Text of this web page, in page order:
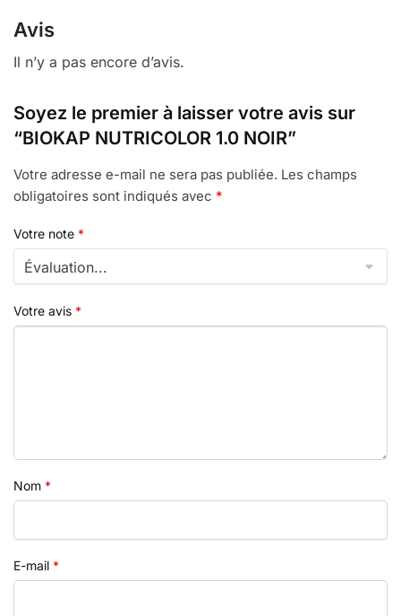
Avis
Il n’y a pas encore d’avis.
Soyez le premier à laisser votre avis sur
“BIOKAP NUTRICOLOR 1.0 NOIR”
Votre adresse e-mail ne sera pas publiée. Les champs
obligatoires sont indiqués avec *
Votre note *
Votre avis *
Nom *
E-mail *